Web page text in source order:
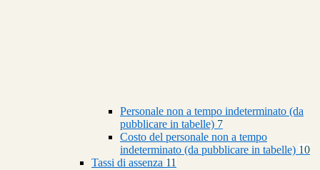
Personale non a tempo indeterminato (da
pubblicare in tabelle) 7
Costo del personale non a tempo
indeterminato (da pubblicare in tabelle) 10
Tassi di assenza 11